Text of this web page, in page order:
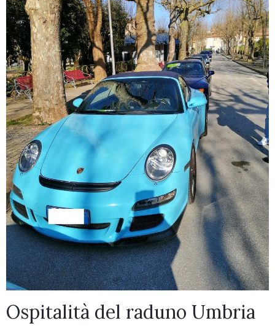
347
580
0901
info@ameliamotori.it
Privacy
Policy
Credits:
GREEN
CONSULTING
SRL
Ospitalità del raduno Umbria